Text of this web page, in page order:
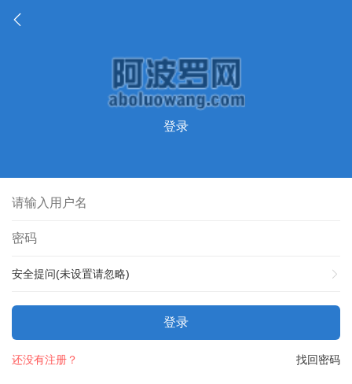
登录
安全提问(未设置请忽略)
登录
找回密码
还没有注册？